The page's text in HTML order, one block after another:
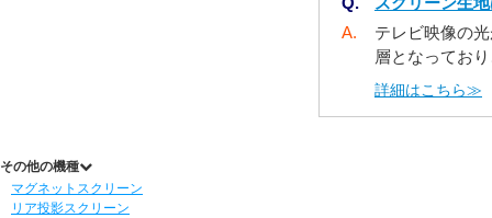
A.
テレビ映像の
層となってお
詳細はこちら≫
その他の機種
マグネットスクリーン
リア投影スクリーン